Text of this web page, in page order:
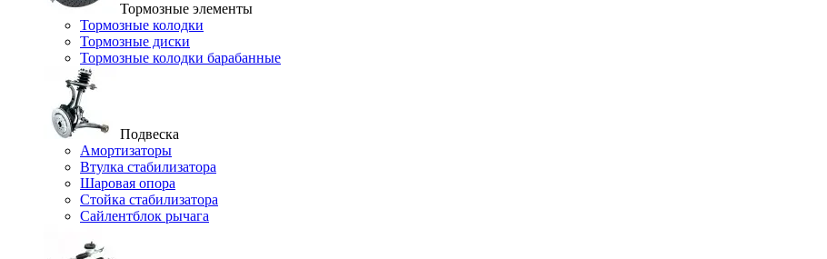
Тормозные элементы
Тормозные колодки
Тормозные диски
Тормозные колодки барабанные
Подвеска
Амортизаторы
Втулка стабилизатора
Шаровая опора
Стойка стабилизатора
Сайлентблок рычага